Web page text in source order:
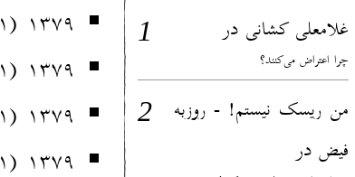
۱۳۷۹ (۱)
۱۳۷۹ (۱)
۱۳۷۹ (۱)
۱۳۷۹ (۱)
غلامعلی کشانی در
چرا اعتراض می‌کنند؟
من ریسک نیستم! - روزبه
فیض در